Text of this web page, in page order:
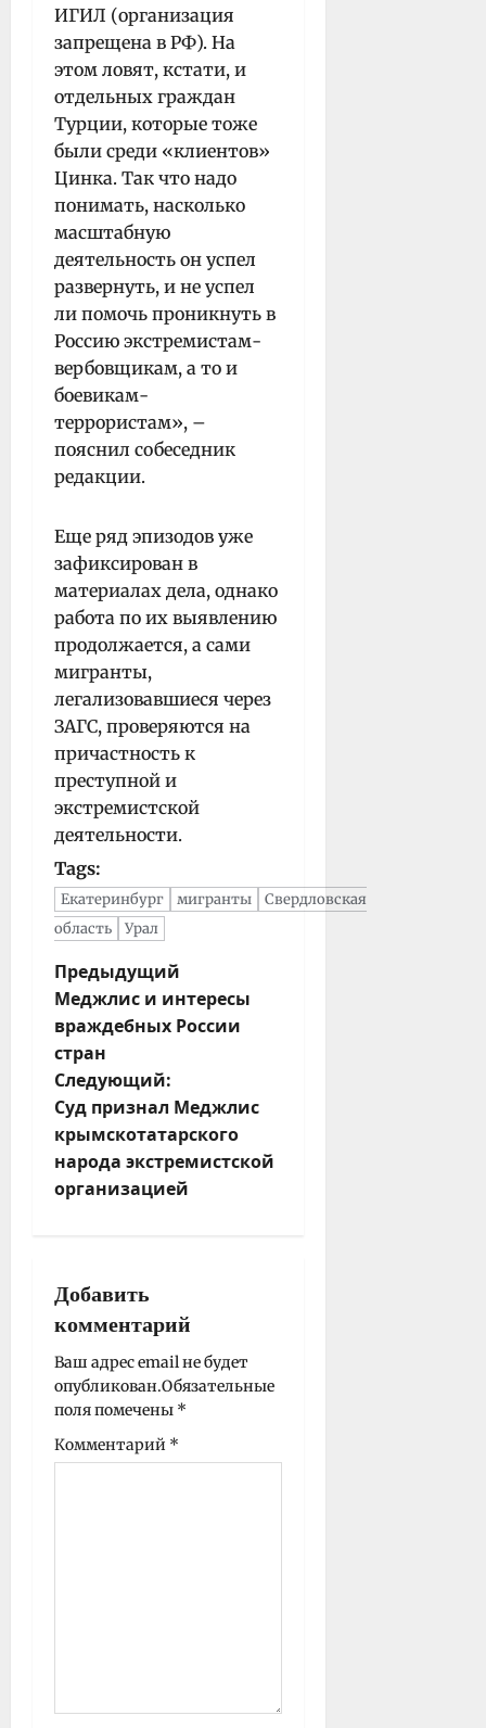
ИГИЛ (организация
запрещена в РФ). На
этом ловят, кстати, и
отдельных граждан
Турции, которые тоже
были среди «клиентов»
Цинка. Так что надо
понимать, насколько
масштабную
деятельность он успел
развернуть, и не успел
ли помочь проникнуть в
Россию экстремистам-
вербовщикам, а то и
боевикам-
террористам», –
пояснил собеседник
редакции.
Еще ряд эпизодов уже
зафиксирован в
материалах дела, однако
работа по их выявлению
продолжается, а сами
мигранты,
легализовавшиеся через
ЗАГС, проверяются на
причастность к
преступной и
экстремистской
деятельности.
Tags:
Екатеринбург мигранты
Свердловская
область
Урал
Н
а
в
и
г
а
ц
и
я
и
с
и
Предыдущий
Меджлис и интересы
враждебных России
стран
Следующий:
Суд признал Меджлис
крымскотатарского
народа экстремистской
организацией
Добавить
комментарий
Ваш адрес email не будет
опубликован.Обязательные
поля помечены *
Комментарий *